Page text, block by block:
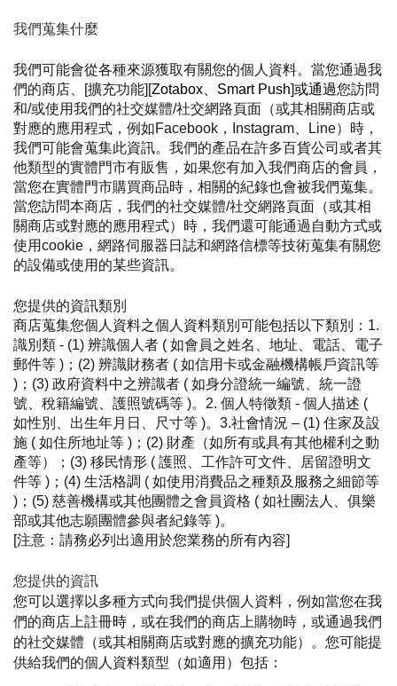
我們蒐集什麼
我們可能會從各種來源獲取有關您的個人資料。當您通過我
們的商店、[擴充功能][Zotabox、Smart Push]或通過您訪問
和/或使用我們的社交媒體/社交網路頁面（或其相關商店或
對應的應用程式，例如Facebook，Instagram、Line）時，
我們可能會蒐集此資訊。我們的產品在許多百貨公司或者其
他類型的實體門市有販售，如果您有加入我們商店的會員，
當您在實體門市購買商品時，相關的紀錄也會被我們蒐集。
當您訪問本商店，我們的社交媒體/社交網路頁面（或其相
關商店或對應的應用程式）時，我們還可能通過自動方式或
使用cookie，網路伺服器日誌和網路信標等技術蒐集有關您
的設備或使用的某些資訊。
您提供的資訊類別
商店蒐集您個人資料之個人資料類別可能包括以下類別：1.
識別類 - (1) 辨識個人者 ( 如會員之姓名、地址、電話、電子
郵件等 )；(2) 辨識財務者 ( 如信用卡或金融機構帳戶資訊等
)；(3) 政府資料中之辨識者 ( 如身分證統一編號、統一證
號、稅籍編號、護照號碼等 )。2. 個人特徵類 - 個人描述 (
如性別、出生年月日、尺寸等 )。3.社會情況 – (1) 住家及設
施 ( 如住所地址等 )；(2) 財產（如所有或具有其他權利之動
產等）；(3) 移民情形 ( 護照、工作許可文件、居留證明文
件等 )；(4) 生活格調 ( 如使用消費品之種類及服務之細節等
)；(5) 慈善機構或其他團體之會員資格 ( 如社團法人、俱樂
部或其他志願團體參與者紀錄等 )。
[注意：請務必列出適用於您業務的所有內容]
您提供的資訊
您可以選擇以多種方式向我們提供個人資料，例如當您在我
們的商店上註冊時 ，或在我們的商店上購物時，或通過我們
的社交媒體（或其相關商店或對應的擴充功能）。您可能提
供給我們的個人資料類型（如適用）包括：